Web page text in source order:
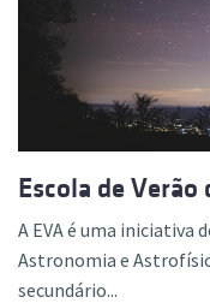
Escola de
A EVA é uma iniciativa
Astronomia e
secundário...